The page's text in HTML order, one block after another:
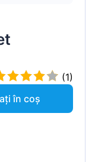
(1)
în coș